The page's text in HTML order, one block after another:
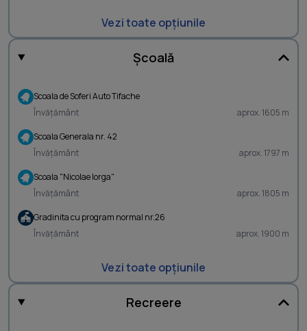
Vezi toate opțiunile
Școală
Scoala de Soferi Auto Tifache
Învățământ
aprox. 1605 m
Scoala Generala nr. 42
Învățământ
aprox. 1797 m
Scoala "Nicolae Iorga"
Învățământ
aprox. 1805 m
Gradinita cu program normal nr.26
Învățământ
aprox. 1900 m
Vezi toate opțiunile
Recreere